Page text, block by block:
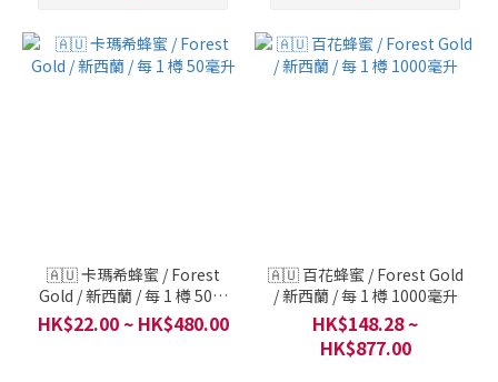
🇦🇺 卡瑪希蜂蜜 / Forest
Gold / 新西蘭 / 每 1 樽 50毫
升
HK$22.00 ~ HK$480.00
🇦🇺 百花蜂蜜 / Forest Gold
/ 新西蘭 / 每 1 樽 1000毫升
HK$148.28 ~
HK$877.00